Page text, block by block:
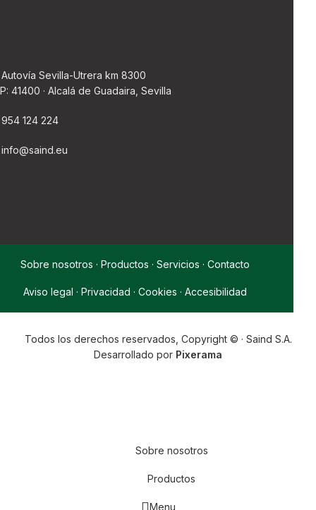
Autovía Sevilla-Utrera km 8300
41400 · Alcalá de Guadaira, Sevilla
954 124 224
info@saind.eu
Sobre nosotros · Productos · Servicios · Contacto
Aviso legal · Privacidad · Cookies · Accesibilidad
Todos los derechos reservados, Copyright © · Saind S.A.
Desarrollado por Pixerama
Sobre nosotros
Productos
Menu